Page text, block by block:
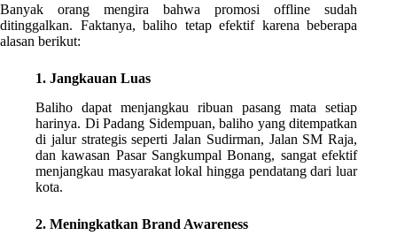
Banyak orang mengira bahwa promosi offline sudah
ditinggalkan. Faktanya, baliho tetap efektif karena beberapa
alasan berikut:
1. Jangkauan Luas
Baliho dapat menjangkau ribuan pasang mata setiap
harinya. Di Padang Sidempuan, baliho yang ditempatkan
di jalur strategis seperti Jalan Sudirman, Jalan SM Raja,
dan kawasan Pasar Sangkumpal Bonang, sangat efektif
menjangkau masyarakat lokal hingga pendatang dari luar
kota.
2. Meningkatkan Brand Awareness